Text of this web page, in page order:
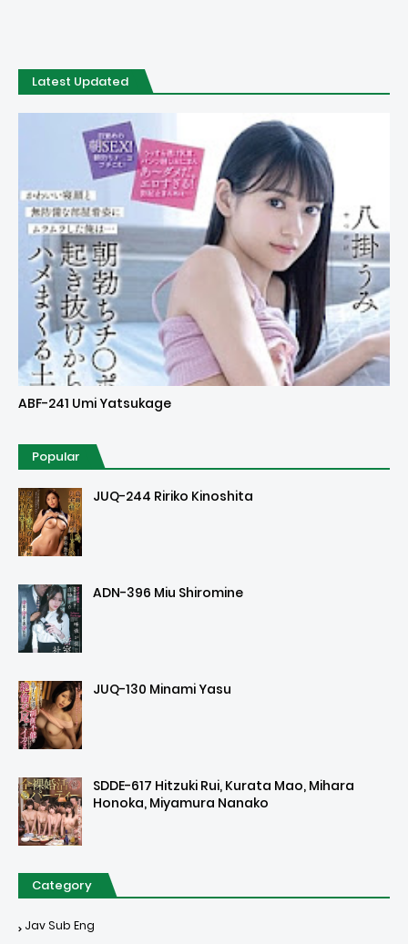
Latest Updated
Uncensored
ABF-241 Umi Yatsukage
Popular
JUQ-244 Ririko Kinoshita
ADN-396 Miu Shiromine
JUQ-130 Minami Yasu
SDDE-617 Hitzuki Rui, Kurata Mao, Mihara
Honoka, Miyamura Nanako
Category
Jav Sub Eng